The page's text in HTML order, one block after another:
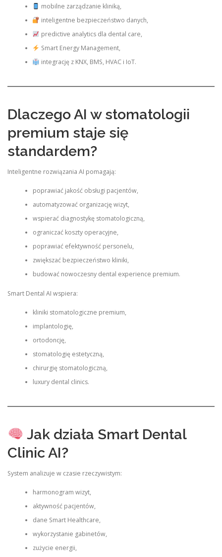
mobilne zarządzanie kliniką,
inteligentne bezpieczeństwo danych,
predictive analytics dla dental care,
Smart Energy Management,
integrację z KNX, BMS, HVAC i IoT.
Dlaczego AI w stomatologii
premium staje się
standardem?
Inteligentne rozwiązania AI pomagają:
poprawiać jakość obsługi pacjentów,
automatyzować organizację wizyt,
wspierać diagnostykę stomatologiczną,
ograniczać koszty operacyjne,
poprawiać efektywność personelu,
zwiększać bezpieczeństwo kliniki,
budować nowoczesny dental experience premium.
Smart Dental AI wspiera:
kliniki stomatologiczne premium,
implantologię,
ortodoncję,
stomatologię estetyczną,
chirurgię stomatologiczną,
luxury dental clinics.
Jak działa Smart Dental
Clinic AI?
System analizuje w czasie rzeczywistym:
harmonogram wizyt,
aktywność pacjentów,
dane Smart Healthcare,
wykorzystanie gabinetów,
zużycie energii,